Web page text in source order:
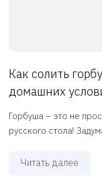
Как солить
домашних
Горбуша – это не
русского стола!
Читать далее